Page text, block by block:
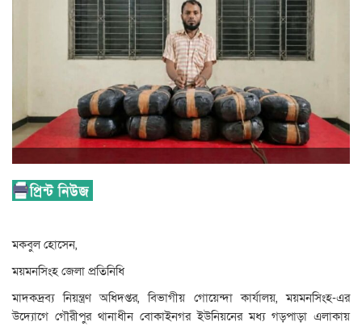
মকবুল হোসেন,
ময়মনসিংহ জেলা প্রতিনিধি
মাদকদ্রব্য নিয়ন্ত্রণ অধিদপ্তর, বিভাগীয় গোয়েন্দা কার্যালয়, ময়মনসিংহ-এর
উদ্যোগে গৌরীপুর থানাধীন বোকাইনগর ইউনিয়নের মধ্য গড়পাড়া এলাকায়